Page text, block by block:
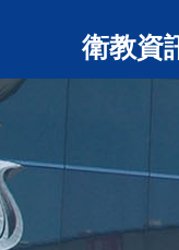
衛教資